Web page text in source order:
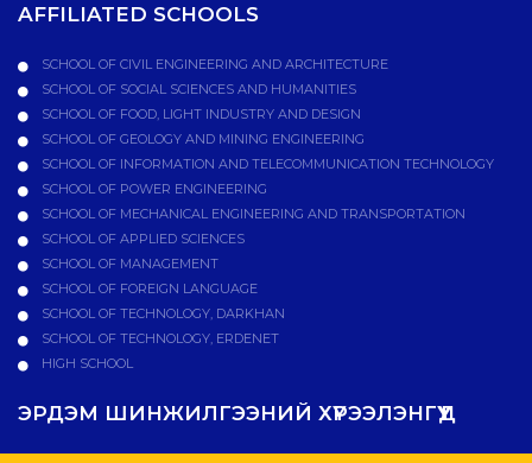
AFFILIATED SCHOOLS
SCHOOL OF CIVIL ENGINEERING AND ARCHITECTURE
SCHOOL OF SOCIAL SCIENCES AND HUMANITIES
SCHOOL OF FOOD, LIGHT INDUSTRY AND DESIGN
SCHOOL OF GEOLOGY AND MINING ENGINEERING
SCHOOL OF INFORMATION AND TELECOMMUNICATION TECHNOLOGY
SCHOOL OF POWER ENGINEERING
SCHOOL OF MECHANICAL ENGINEERING AND TRANSPORTATION
SCHOOL OF APPLIED SCIENCES
SCHOOL OF MANAGEMENT
SCHOOL OF FOREIGN LANGUAGE
SCHOOL OF TECHNOLOGY, DARKHAN
SCHOOL OF TECHNOLOGY, ERDENET
HIGH SCHOOL
ЭРДЭМ ШИНЖИЛГЭЭНИЙ ХҮРЭЭЛЭНГҮҮД